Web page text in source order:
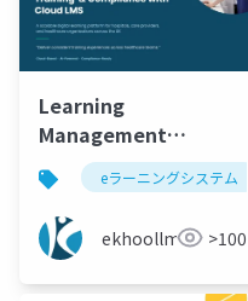
Learning
Management
Software in the UK
for Healthcare
Training and
Compliance
eラーニングシステム
ekhoollms >100